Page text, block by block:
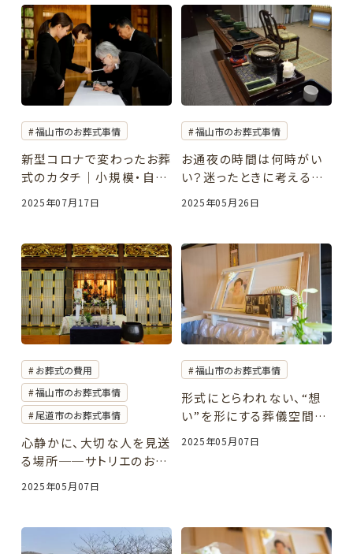
福山市のお葬式事情
新型コロナで変わったお葬
式のカタチ｜小規模・自
由・心のこもったお別れへ
2025年07月17日
福山市のお葬式事情
お通夜の時間は何時がい
い？迷ったときに考えるべ
きポイント｜サトリエの安
2025年05月26日
お葬式の費用
福山市のお葬式事情
尾道市のお葬式事情
心静かに、大切な人を見送
る場所──サトリエのお寺
葬という選択
2025年05月07日
福山市のお葬式事情
形式にとらわれない、“想
い”を形にする葬儀空間の
つくり方
2025年05月07日